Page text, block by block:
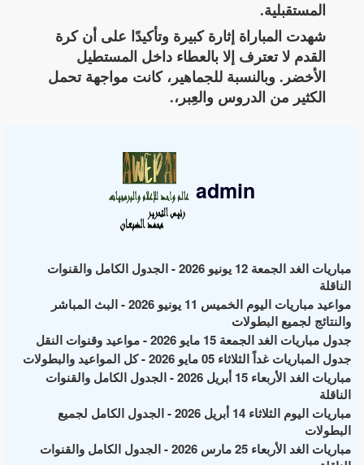
المستقبلية.
شهدت المباراة إثارة كبيرة وتأكيدًا على أن كرة
القدم لا تعترف إلا بالعطاء داخل المستطيل
الأخضر. وبالنسبة للجماهير، كانت مواجهة تحمل
الكثير من الدروس والعِبر،.
admin
مباريات الغد الجمعة 12 يونيو 2026 - الجدول الكامل والقنوات
الناقلة
مواعيد مباريات اليوم الخميس 11 يونيو 2026 - البث المباشر
والنتائج لجميع البطولات
جدول مباريات الغد الجمعة 15 مايو 2026 - مواعيد وقنوات النقل
جدول المباريات غداً الثلاثاء 05 مايو 2026 - كل المواعيد والبطولات
مباريات الغد الأربعاء 15 أبريل 2026 - الجدول الكامل والقنوات
الناقلة
مباريات اليوم الثلاثاء 14 أبريل 2026 - الجدول الكامل لجميع
البطولات
مباريات الغد الأربعاء 25 مارس 2026 - الجدول الكامل والقنوات